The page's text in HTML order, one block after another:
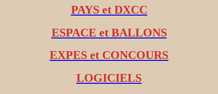
PAYS et DXCC
ESPACE et BALLONS
EXPES et CONCOURS
LOGICIELS